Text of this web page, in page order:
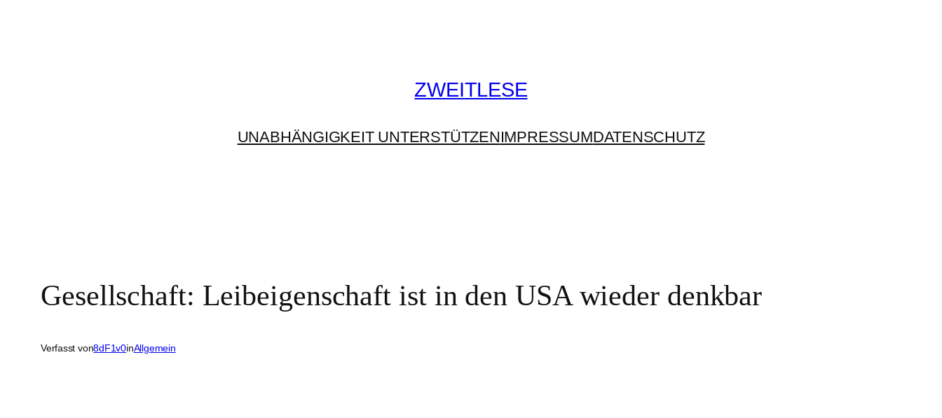
ZWEITLESE
UNABHÄNGIGKEIT UNTERSTÜTZENIMPRESSUMDATENSCHUTZ
Gesellschaft: Leibeigenschaft ist in den USA wieder denkbar
Verfasst von8dF1v0inAllgemein